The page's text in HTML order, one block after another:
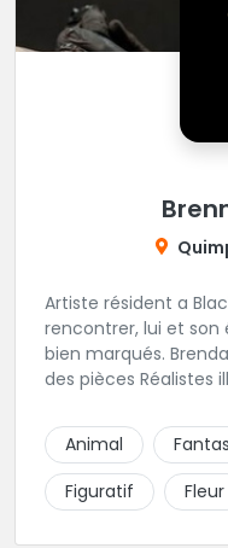
Artiste résident a
rencontrer, lui et son
bien marqués.
des pièces Réalistes
de votre projet avec
Animal
Figuratif
Fleur